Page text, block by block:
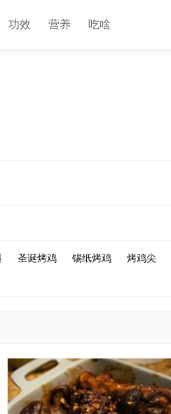
功效 营养 吃啥
圣诞烤鸡 锡纸烤鸡 烤鸡尖